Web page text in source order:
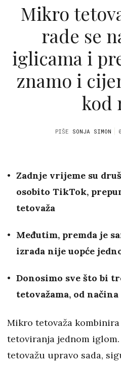
Mikro
rade se
iglicama i
znamo i
kod
PIŠE SONJA SIMON
Zadnje vrijeme su
osobito TikTok,
tetovaža
Međutim, premda je
izrada nije uopće
Donosimo sve što bi
tetovažama, od
Mikro tetovaža
tetoviranja jednom
tetovažu upravo sada,